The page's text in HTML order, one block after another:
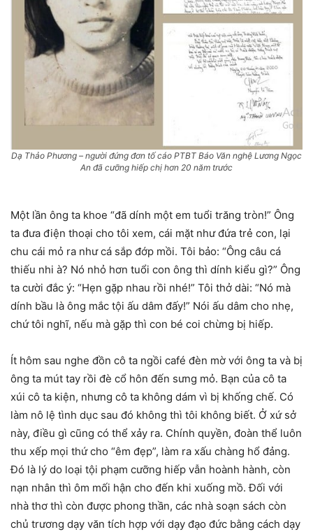
Dạ Thảo Phương – người đứng đơn tố cáo PTBT Báo Văn nghệ Lương Ngọc
An đã cưỡng hiếp chị hơn 20 năm trước
Một lần ông ta khoe “đã dính một em tuổi trăng tròn!” Ông
ta đưa điện thoại cho tôi xem, cái mặt như đứa trẻ con, lại
chu cái mỏ ra như cá sắp đớp mồi. Tôi bảo: “Ông câu cá
thiếu nhi à? Nó nhỏ hơn tuổi con ông thì dính kiểu gì?” Ông
ta cười đắc ý: “Hẹn gặp nhau rồi nhé!” Tôi thở dài: “Nó mà
dính bầu là ông mắc tội ấu dâm đấy!” Nói ấu dâm cho nhẹ,
chứ tôi nghĩ, nếu mà gặp thì con bé coi chừng bị hiếp.
Ít hôm sau nghe đồn cô ta ngồi café đèn mờ với ông ta và bị
ông ta mút tay rồi đè cổ hôn đến sưng mỏ. Bạn của cô ta
xúi cô ta kiện, nhưng cô ta không dám vì bị khống chế. Có
làm nô lệ tình dục sau đó không thì tôi không biết. Ở xứ sở
này, điều gì cũng có thể xảy ra. Chính quyền, đoàn thể luôn
thu xếp mọi thứ cho “êm đẹp”, làm ra xấu chàng hổ đảng.
Đó là lý do loại tội phạm cưỡng hiếp vẫn hoành hành, còn
nạn nhân thì ôm mối hận cho đến khi xuống mồ. Đối với
nhà thơ thì còn được phong thần, các nhà soạn sách còn
chủ trương dạy văn tích hợp với dạy đạo đức bằng cách dạy